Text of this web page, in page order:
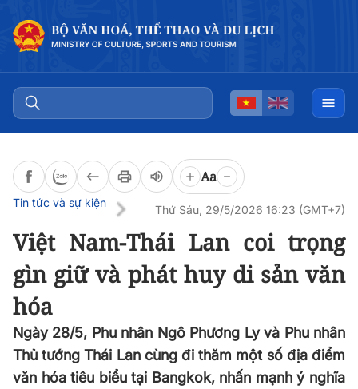
Aa
Tin tức và sự kiện
Thứ Sáu, 29/5/2026 16:23 (GMT+7)
Việt Nam-Thái Lan coi trọng
gìn giữ và phát huy di sản văn
hóa
Ngày 28/5, Phu nhân Ngô Phương Ly và Phu nhân
Thủ tướng Thái Lan cùng đi thăm một số địa điểm
văn hóa tiêu biểu tại Bangkok, nhấn mạnh ý nghĩa
Đọc bài